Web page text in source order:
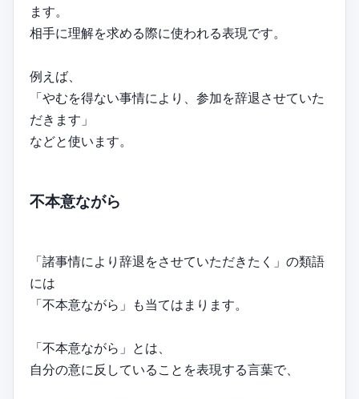
ます。
相手に理解を求める際に使われる表現です。
例えば、
「やむを得ない事情により、参加を辞退させていた
だきます」
などと使います。
不本意ながら
「諸事情により辞退をさせていただきたく」の類語
には
「不本意ながら」も当てはまります。
「不本意ながら」とは、
自分の意に反していることを表現する言葉で、